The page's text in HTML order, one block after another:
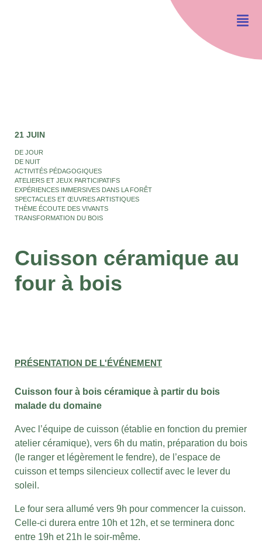
21 JUIN
DE JOUR
DE NUIT
ACTIVITÉS PÉDAGOGIQUES
ATELIERS ET JEUX PARTICIPATIFS
EXPÉRIENCES IMMERSIVES DANS LA FORÊT
SPECTACLES ET ŒUVRES ARTISTIQUES
THÈME ÉCOUTE DES VIVANTS
TRANSFORMATION DU BOIS
Cuisson céramique au
four à bois
PRÉSENTATION DE L'ÉVÉNEMENT
Cuisson four à bois céramique à partir du bois
malade du domaine
Avec l’équipe de cuisson (établie en fonction du premier
atelier céramique), vers 6h du matin, préparation du bois
(le ranger et légèrement le fendre), de l’espace de
cuisson ettemps silencieux collectif avec le lever du
soleil.
Le four sera allumé vers 9h pour commencer la cuisson.
Celle-ci durera entre 10h et 12h, et se terminera donc
entre 19h et 21h le soir-même.